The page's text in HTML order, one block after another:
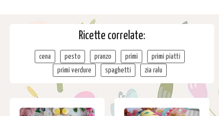
Ricette correlate:
cena pesto pranzo primi
primi piatti
primi verdure
spaghetti zia ralu